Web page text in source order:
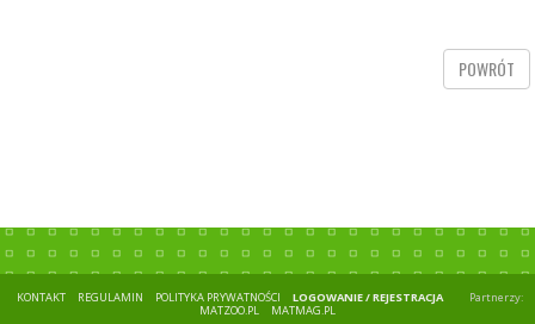
POWRÓT
KONTAKT REGULAMIN POLITYKA PRYWATNOŚCI LOGOWANIE / REJESTRACJA
Partnerzy:
MATZOO.PL
MATMAG.PL